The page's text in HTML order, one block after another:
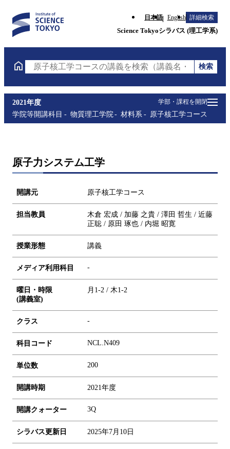
日本語 English 詳細検索
Science Tokyoシラバス (理工学系)
原子核工学コースの講義を検索（講義名・科目コード
検索
学部・課程を開閉
2021年度
学院等開講科目
物質理工学院 材料系 原子核工学コース
原子力システム工学
開講元 原子核工学コース
担当教員
木倉 宏成 / 加藤 之貴 / 澤田 哲生 / 近藤
正聡 / 原田 琢也 / 内堀 昭寛
授業形態 講義
メディア利用科目 -
曜日・時限
(講義室)
月1-2 / 木1-2
クラス -
科目コード NCL.N409
単位数 200
開講時期 2021年度
開講クォーター 3Q
シラバス更新日 2025年7月10日